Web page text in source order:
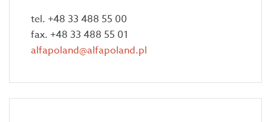
tel. +48 33 488 55 00
fax. +48 33 488 55 01
alfapoland@alfapoland.pl